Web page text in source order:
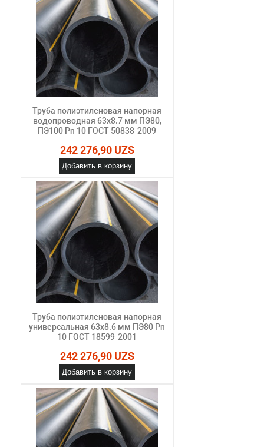
Труба полиэтиленовая напорная
водопроводная 63х8.7 мм ПЭ80,
ПЭ100 Pn 10 ГОСТ 50838-2009
242 276,90 UZS
Добавить в корзину
Труба полиэтиленовая напорная
универсальная 63х8.6 мм ПЭ80 Pn
10 ГОСТ 18599-2001
242 276,90 UZS
Добавить в корзину